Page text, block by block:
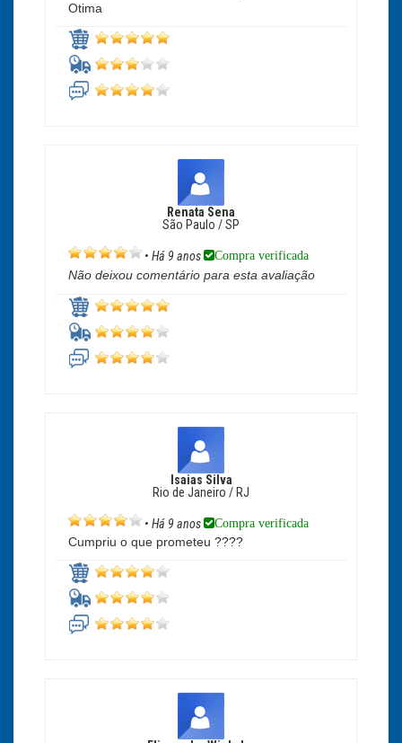
Otima
Renata Sena
São Paulo / SP
• Há 9 anos Compra verificada
Não deixou comentário para esta avaliação
Isaias Silva
Rio de Janeiro / RJ
• Há 9 anos Compra verificada
Cumpriu o que prometeu ????